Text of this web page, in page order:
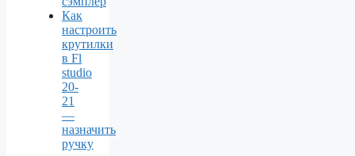
Как
настроить
крутилки
в Fl
studio
20-
21
—
назначить
ручку